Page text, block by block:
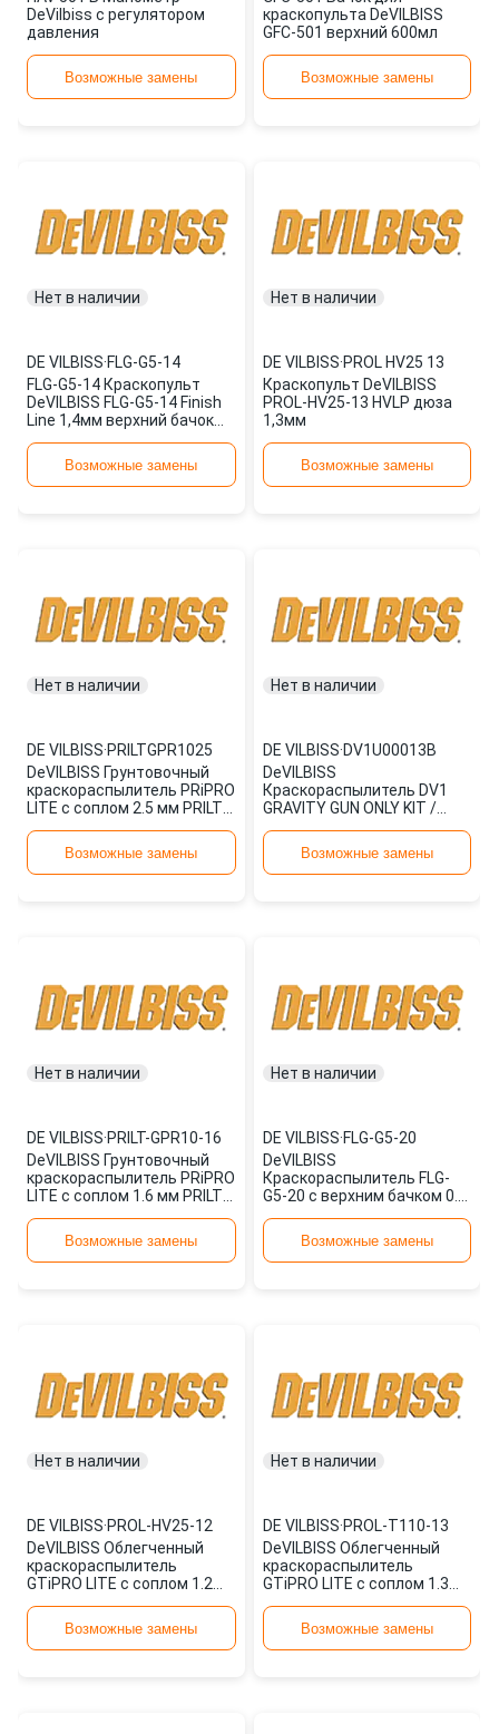
DeVilbiss с регулятором
давления
Возможные замены
краскопульта DeVILBISS
GFC-501 верхний 600мл
Возможные замены
Нет в наличии
DE VILBISS·FLG-G5-14
FLG-G5-14 Краскопульт
DeVILBISS FLG-G5-14 Finish
Line 1,4мм верхний бачок
Возможные замены
Нет в наличии
DE VILBISS·PROL HV25 13
Краскопульт DeVILBISS
PROL-HV25-13 HVLP дюза
1,3мм
Возможные замены
Нет в наличии
DE VILBISS·PRILTGPR1025
DeVILBISS Грунтовочный
краскораспылитель PRiPRO
LITE с соплом 2.5 мм PRILT-
Возможные замены
Нет в наличии
DE VILBISS·DV1U00013B
DeVILBISS
Краскораспылитель DV1
GRAVITY GUN ONLY KIT /
DV1U00013B
Возможные замены
Нет в наличии
DE VILBISS·PRILT-GPR10-16
DeVILBISS Грунтовочный
краскораспылитель PRiPRO
LITE с соплом 1.6 мм PRILT-
Возможные замены
Нет в наличии
DE VILBISS·FLG-G5-20
DeVILBISS
Краскораспылитель FLG-
G5-20 с верхним бачком 0.6
FLG-G5-20Возможные замены
Нет в наличии
DE VILBISS·PROL-HV25-12
DeVILBISS Облегченный
краскораспылитель
GTiPRO LITE с соплом 1.2
Возможные замены
Нет в наличии
DE VILBISS·PROL-T110-13
DeVILBISS Облегченный
краскораспылитель
GTiPRO LITE с соплом 1.3
Возможные замены